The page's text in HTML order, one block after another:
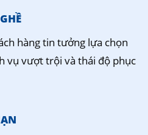
hàng tin tưởng lựa chọn
vụ vượt trội và thái độ phục